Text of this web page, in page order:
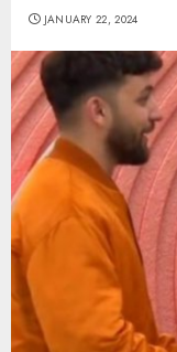
JANUARY 22, 2024